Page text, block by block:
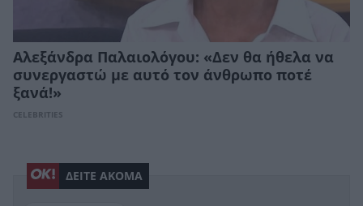
Αλεξάνδρα Παλαιολόγου: «Δεν θα ήθελα να
συνεργαστώ με αυτό τον άνθρωπο ποτέ
ξανά!»
CELEBRITIES
ΔΕΙΤΕ ΑΚΟΜΑ